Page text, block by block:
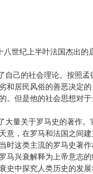
世纪上半叶法国杰出
自己的社会理论。按照
和居民风俗的善恶决定
。但是他的社会思想对
大量关于罗马史的著作
意，在罗马和法国之间
时这类主流的罗马史著
马兴衰解释为上帝意志